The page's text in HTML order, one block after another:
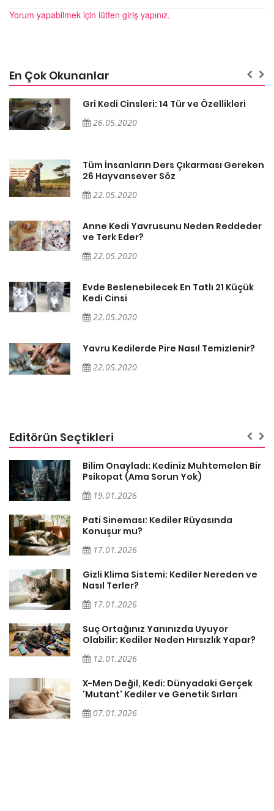
Yorum yapabilmek için lütfen giriş yapınız.
En Çok Okunanlar
Gri Kedi Cinsleri: 14 Tür ve Özellikleri
26.05.2020
Tüm İnsanların Ders Çıkarması Gereken
26 Hayvansever Söz
22.05.2020
Anne Kedi Yavrusunu Neden Reddeder
ve Terk Eder?
22.05.2020
Evde Beslenebilecek En Tatlı 21 Küçük
Kedi Cinsi
22.05.2020
Yavru Kedilerde Pire Nasıl Temizlenir?
22.05.2020
Editörün Seçtikleri
Bilim Onayladı: Kediniz Muhtemelen Bir
Psikopat (Ama Sorun Yok)
19.01.2026
Pati Sineması: Kediler Rüyasında
Konuşur mu?
17.01.2026
Gizli Klima Sistemi: Kediler Nereden ve
Nasıl Terler?
17.01.2026
Suç Ortağınız Yanınızda Uyuyor
Olabilir: Kediler Neden Hırsızlık Yapar?
12.01.2026
X-Men Değil, Kedi: Dünyadaki Gerçek
'Mutant' Kediler ve Genetik Sırları
07.01.2026